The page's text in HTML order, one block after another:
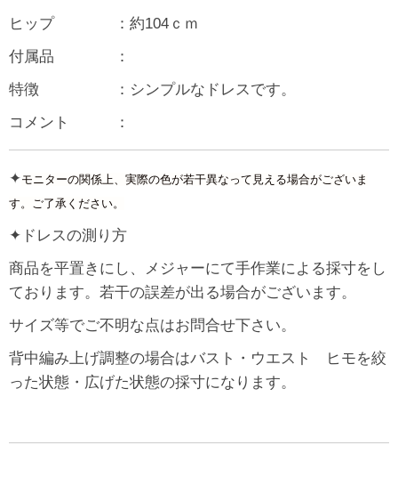
ヒップ ：約104ｃｍ
付属品 ：
特徴 ：シンプルなドレスです。
コメント ：
✦モニターの関係上、実際の色が若干異なって見える場合がございま
す。ご了承ください。
✦ドレスの測り方
商品を平置きにし、メジャーにて手作業による採寸をし
ております。若干の誤差が出る場合がございます。
サイズ等でご不明な点はお問合せ下さい。
背中編み上げ調整の場合はバスト・ウエスト ヒモを絞
った状態・広げた状態の採寸になります。